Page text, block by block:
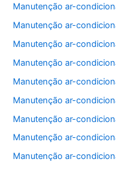
Manutenção ar-
Manutenção ar-
Manutenção ar-
Manutenção ar-
Manutenção ar-
Manutenção ar-
Manutenção ar-
Manutenção ar-
Manutenção ar-